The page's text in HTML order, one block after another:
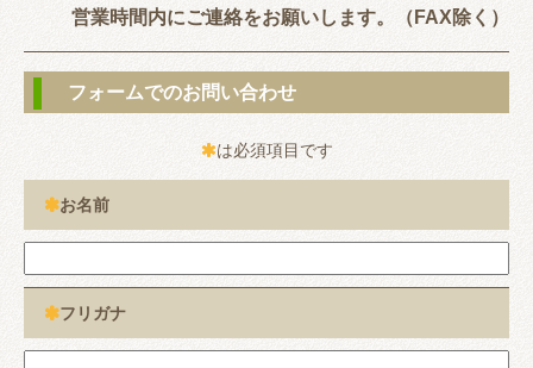
お問い合わせ
営業時間内にご連絡をお願いします。（FAX除く）
フォームでのお問い合わせ
は必須項目です
お名前
フリガナ